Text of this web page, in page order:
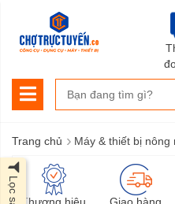
Trang chủ › Máy & thiết bị nông